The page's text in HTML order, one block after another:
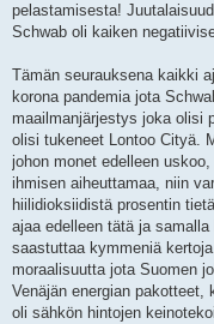
pelastamisesta!
Schwab oli kaiken
Tämän seurauksena kaikki
korona pandemia jota
maailmanjärjestys joka olisi
olisi tukeneet Lontoo Cityä.
johon monet edelleen
ihmisen aiheuttamaa, niin
hiilidioksiidistä prosentin
ajaa edelleen tätä ja
saastuttaa kymmeniä
moraalisuutta jota Suomen
Venäjän energian
oli sähkön hintojen